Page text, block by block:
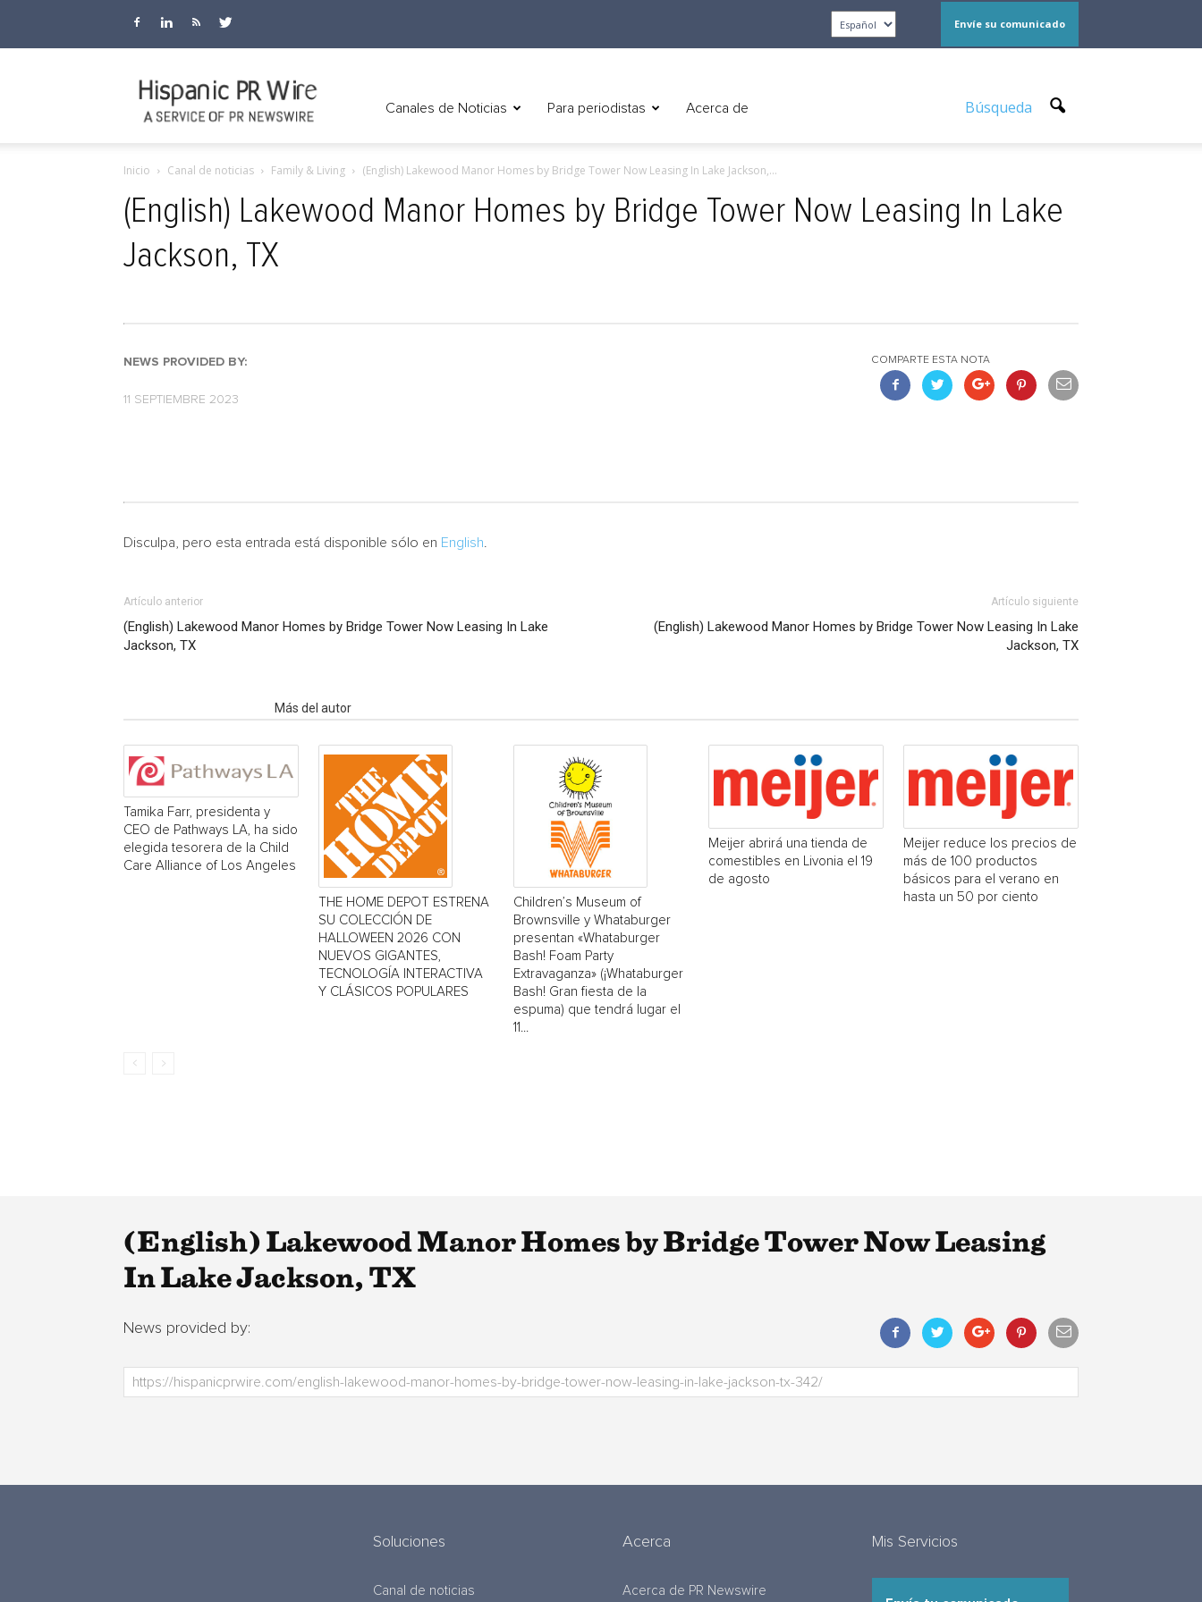
Envíe su comunicado
Canales de Noticias Para periodistas Acerca de Búsqueda
Inicio Canal de noticias Family & Living (English) Lakewood Manor Homes by Bridge Tower Now Leasing In Lake Jackson,...
(English) Lakewood Manor Homes by Bridge Tower Now Leasing In Lake
Jackson, TX
NEWS PROVIDED BY:
11 SEPTIEMBRE 2023
COMPARTE ESTA NOTA
Disculpa, pero esta entrada está disponible sólo en English
Artículo anterior
(English) Lakewood Manor Homes by Bridge Tower Now Leasing In Lake
Jackson, TX
Artículo siguiente
(English) Lakewood Manor Homes by Bridge Tower Now Leasing In Lake
Jackson, TX
Más del autor
Tamika Farr, presidenta y
CEO de Pathways LA, ha sido
elegida tesorera de la Child
Care Alliance of Los Angeles
THE HOME DEPOT ESTRENA
SU COLECCIÓN DE
HALLOWEEN 2026 CON
NUEVOS GIGANTES,
TECNOLOGÍA INTERACTIVA
Y CLÁSICOS POPULARES
Children’s Museum of
Brownsville y Whataburger
presentan «Whataburger
Bash! Foam Party
Extravaganza» (¡Whataburger
Bash! Gran fiesta de la
espuma) que tendrá lugar el
11...
Meijer abrirá una tienda de
comestibles en Livonia el 19
de agosto
Meijer reduce los precios de
más de 100 productos
básicos para el verano en
hasta un 50 por ciento
(English) Lakewood Manor Homes by Bridge Tower Now Leasing
In Lake Jackson, TX
News provided by:
Soluciones
Canal de noticias
Acerca
Acerca de PR Newswire
Mis Servicios